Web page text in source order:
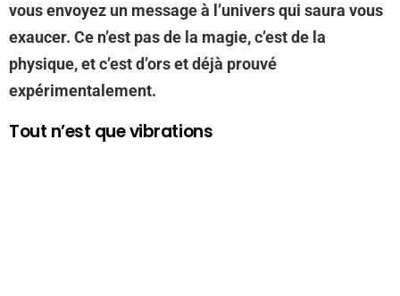
vous envoyez un message à l’univers qui saura vous
exaucer. Ce n’est pas de la magie, c’est de la
physique, et c’est d’ors et déjà prouvé
expérimentalement.
Tout n’est que vibrations